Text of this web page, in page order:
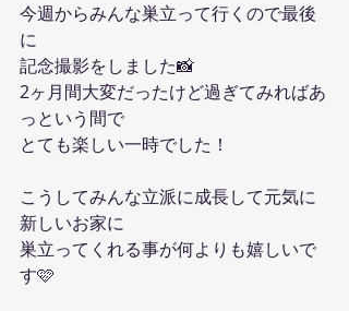
今週からみんな巣立って行くので最後
に
記念撮影をしました📸
2ヶ月間大変だったけど過ぎてみればあ
っという間で
とても楽しい一時でした！
こうしてみんな立派に成長して元気に
新しいお家に
巣立ってくれる事が何よりも嬉しいで
す🩷